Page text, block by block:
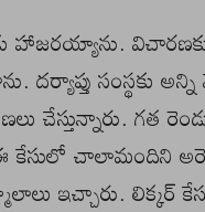
హాజరయ్యాను.
దర్యాప్తు సంస్థకు
చేస్తున్నారు. గత
కేసులో చాలామందిని
ఇచ్చారు. లిక్కర్